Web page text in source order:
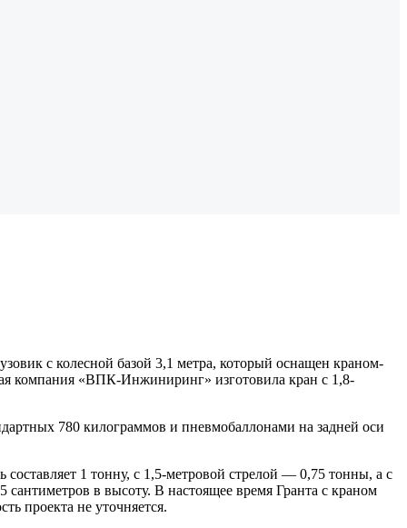
с колесной базой 3,1 метра, который оснащен краном-
компания «ВПК-Инжиниринг» изготовила кран с 1,8-
780 килограммов и пневмобаллонами на задней оси
1 тонну, с 1,5-метровой стрелой — 0,75 тонны, а с
в высоту. В настоящее время Гранта с краном
проекта не уточняется.